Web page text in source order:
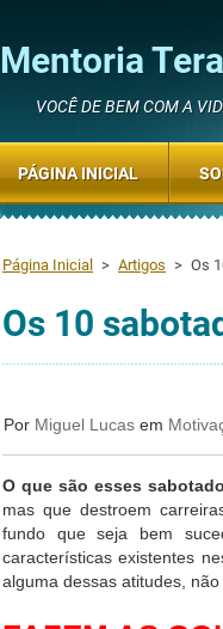
Mentoria
VOCÊ DE BEM COM A
Página Inicial > Artigos > Os
Os 10
Por Miguel Lucas em
O que são esses
mas que destroem
fundo que seja bem
características existentes
alguma dessas atitudes,
PÁGINA INICIAL